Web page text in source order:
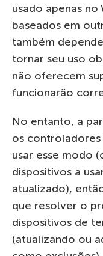
usado apenas
baseados em
também
tornar seu uso
não oferecem
funcionarão
No entanto, a
os
usar esse modo
dispositivos a
atualizado),
que resolver o
dispositivos de
(atualizando ou